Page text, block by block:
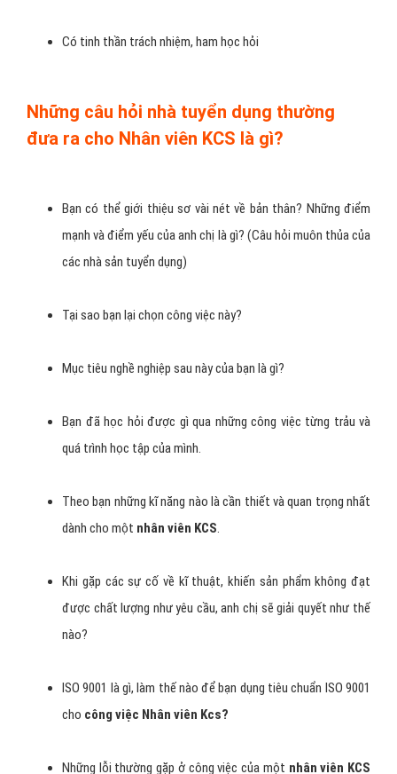
Có tinh thần trách nhiệm, ham học hỏi
Những câu hỏi nhà tuyển dụng thường
đưa ra cho Nhân viên KCS là gì?
Bạn có thể giới thiệu sơ vài nét về bản thân? Những điểm
mạnh và điểm yếu của anh chị là gì? (Câu hỏi muôn thủa của
các nhà sản tuyển dụng)
Tại sao bạn lại chọn công việc này?
Mục tiêu nghề nghiệp sau này của bạn là gì?
Bạn đã học hỏi được gì qua những công việc từng trảu và
quá trình học tập của mình.
Theo bạn những kĩ năng nào là cần thiết và quan trọng nhất
dành cho một nhân viên KCS.
Khi gặp các sự cố về kĩ thuật, khiến sản phẩm không đạt
được chất lượng như yêu cầu, anh chị sẽ giải quyết như thế
nào?
ISO 9001 là gì, làm thế nào để bạn dụng tiêu chuẩn ISO 9001
cho công việc Nhân viên Kcs?
Những lỗi thường gặp ở công việc của một nhân viên KCS